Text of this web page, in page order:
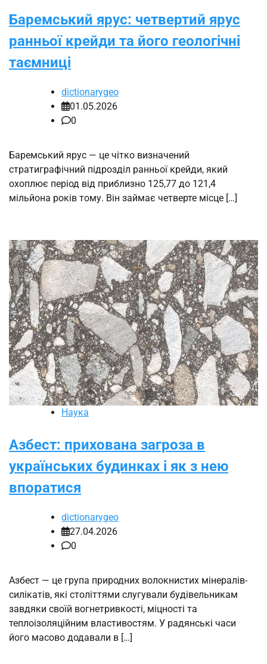
Баремський ярус: четвертий ярус
ранньої крейди та його геологічні
таємниці
dictionarygeo
01.05.2026
0
Баремський ярус — це чітко визначений
стратиграфічний підрозділ ранньої крейди, який
охоплює період від приблизно 125,77 до 121,4
мільйона років тому. Він займає четверте місце […]
Наука
Азбест: прихована загроза в
українських будинках і як з нею
впоратися
dictionarygeo
27.04.2026
0
Азбест — це група природних волокнистих мінералів-
силікатів, які століттями слугували будівельникам
завдяки своїй вогнетривкості, міцності та
теплоізоляційним властивостям. У радянські часи
його масово додавали в […]